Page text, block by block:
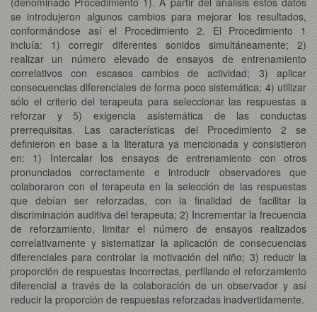
se introdujeron algunos cambios para mejorar los resultados,
conformándose así el Procedimiento 2. El Procedimiento 1
incluía: 1) corregir diferentes sonidos simultáneamente; 2)
realizar un número elevado de ensayos de entrenamiento
correlativos con escasos cambios de actividad; 3) aplicar
consecuencias diferenciales de forma poco sistemática; 4) utilizar
sólo el criterio del terapeuta para seleccionar las respuestas a
reforzar y 5) exigencia asistemática de las conductas
prerrequisitas. Las características del Procedimiento 2 se
definieron en base a la literatura ya mencionada y consistieron
en: 1) Intercalar los ensayos de entrenamiento con otros
pronunciados correctamente e introducir observadores que
colaboraron con el terapeuta en la selección de las respuestas
que debían ser reforzadas, con la finalidad de facilitar la
discriminación auditiva del terapeuta; 2) Incrementar la frecuencia
de reforzamiento, limitar el número de ensayos realizados
correlativamente y sistematizar la aplicación de consecuencias
diferenciales para controlar la motivación del niño; 3) reducir la
proporción de respuestas incorrectas, perfilando el reforzamiento
diferencial a través de la colaboración de un observador y así
reducir la proporción de respuestas reforzadas inadvertidamente.